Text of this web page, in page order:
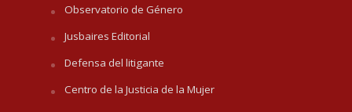
Observatorio de Género
Jusbaires Editorial
Defensa del litigante
Centro de la Justicia de la Mujer